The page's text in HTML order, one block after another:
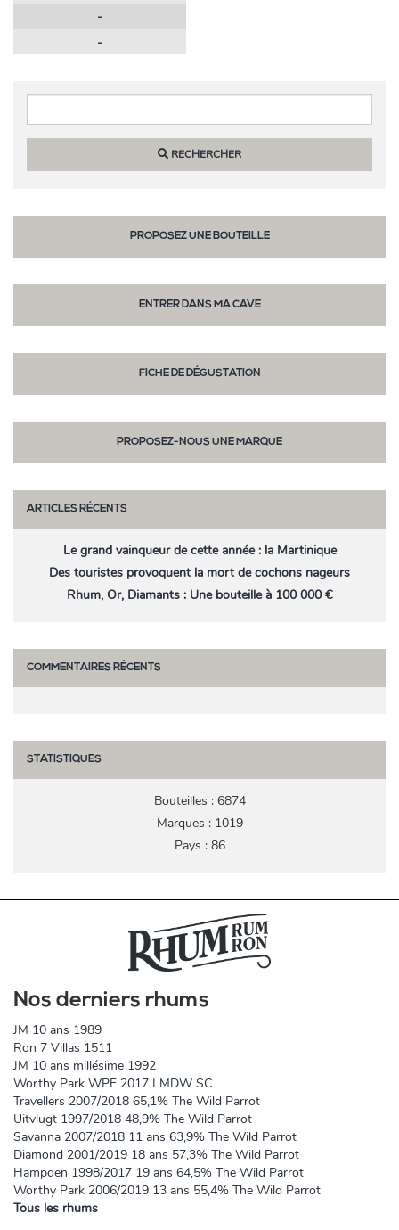
-
-
RECHERCHER
PROPOSEZ UNE BOUTEILLE
ENTRER DANS MA CAVE
FICHE DE DÉGUSTATION
PROPOSEZ-NOUS UNE MARQUE
ARTICLES RÉCENTS
Le grand vainqueur de cette année : la Martinique
Des touristes provoquent la mort de cochons nageurs
Rhum, Or, Diamants : Une bouteille à 100 000 €
COMMENTAIRES RÉCENTS
STATISTIQUES
Bouteilles : 6874
Marques : 1019
Pays : 86
Nos derniers rhums
JM 10 ans 1989
Ron 7 Villas 1511
JM 10 ans millésime 1992
Worthy Park WPE 2017 LMDW SC
Travellers 2007/2018 65,1% The Wild Parrot
Uitvlugt 1997/2018 48,9% The Wild Parrot
Savanna 2007/2018 11 ans 63,9% The Wild Parrot
Diamond 2001/2019 18 ans 57,3% The Wild Parrot
Hampden 1998/2017 19 ans 64,5% The Wild Parrot
Worthy Park 2006/2019 13 ans 55,4% The Wild Parrot
Tous les rhums